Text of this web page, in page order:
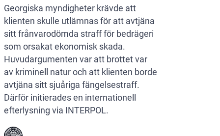
Georgiska myndigheter krävde att
klienten skulle utlämnas för att avtjäna
sitt frånvarodömda straff för bedrägeri
som orsakat ekonomisk skada.
Huvudargumenten var att brottet var
av kriminell natur och att klienten borde
avtjäna sitt sjuåriga fängelsestraff.
Därför initierades en internationell
efterlysning via INTERPOL.